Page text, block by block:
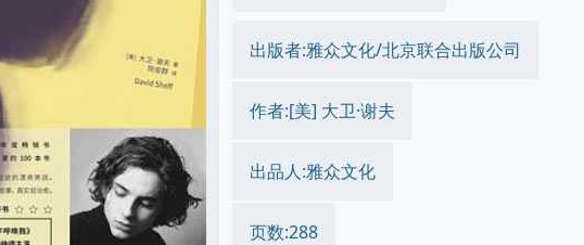
出版者:雅众文化/北京联合出版公司
作者:[美] 大卫·谢夫
出品人:雅众文化
页数:288